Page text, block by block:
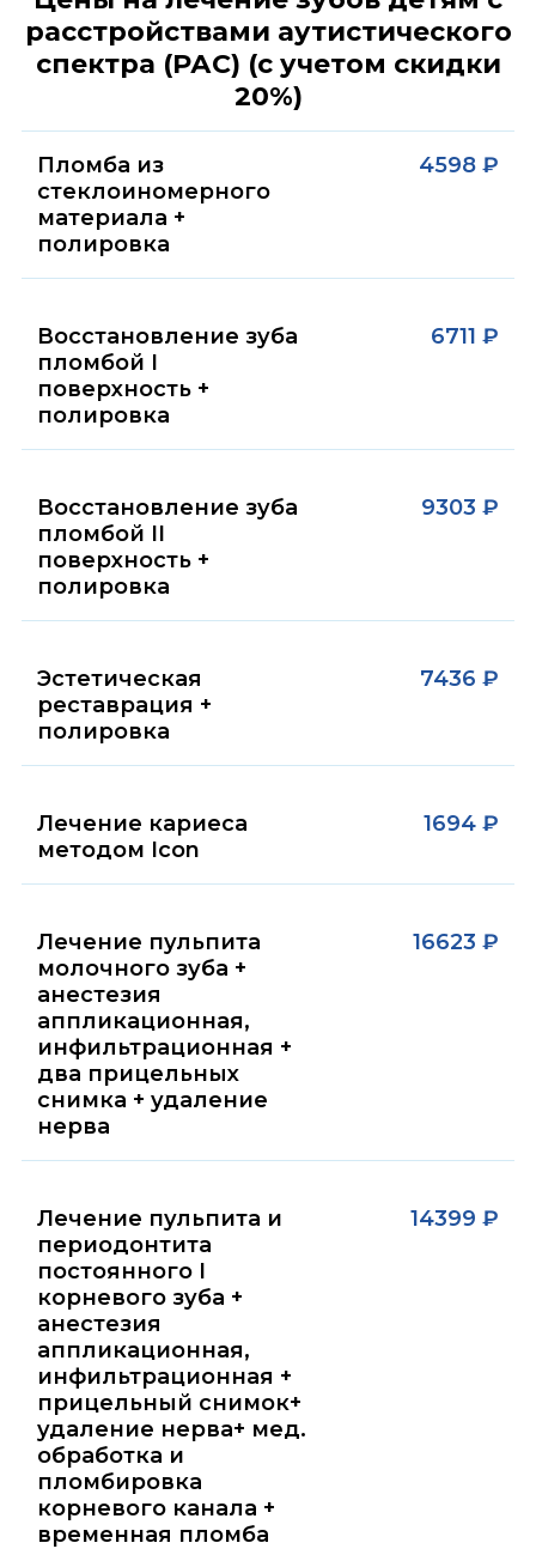
расстройствами аутистического
спектра (РАС) (с учетом скидки
20%)
Пломба из
стеклоиномерного
материала +
полировка
4598 ₽
Восстановление зуба
пломбой I
поверхность +
полировка
6711 ₽
Восстановление зуба
пломбой II
поверхность +
полировка
9303 ₽
Эстетическая
реставрация +
полировка
7436 ₽
Лечение кариеса
методом Icon
1694 ₽
Лечение пульпита
молочного зуба +
анестезия
аппликационная,
инфильтрационная +
два прицельных
снимка + удаление
нерва
16623 ₽
Лечение пульпита и
периодонтита
постоянного I
корневого зуба +
анестезия
аппликационная,
инфильтрационная +
прицельный снимок+
удаление нерва+ мед.
обработка и
пломбировка
корневого канала +
временная пломба
14399 ₽